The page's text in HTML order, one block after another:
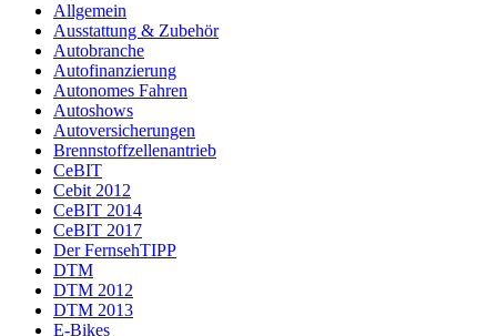
Allgemein
Ausstattung & Zubehör
Autobranche
Autofinanzierung
Autonomes Fahren
Autoshows
Autoversicherungen
Brennstoffzellenantrieb
CeBIT
Cebit 2012
CeBIT 2014
CeBIT 2017
Der FernsehTIPP
DTM
DTM 2012
DTM 2013
E-Bikes